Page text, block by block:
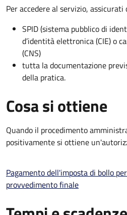
Per accedere al servizio, assicurati
SPID (sistema pubblico di
d’identità elettronica (CIE) o
(CNS)
tutta la documentazione
della pratica.
Cosa si ottiene
Quando il procedimento
positivamente si ottiene
Pagamento dell'imposta di bollo
provvedimento finale